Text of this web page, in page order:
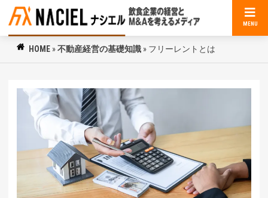
MENU
HOME »不動産経営の基礎知識 » フリーレントとは